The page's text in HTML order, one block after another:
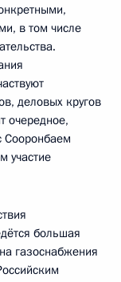
в том числе
деловых кругов
очередное,
Сооронбаем
участие
большая
газоснабжения